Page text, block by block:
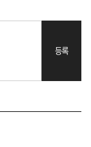
등록